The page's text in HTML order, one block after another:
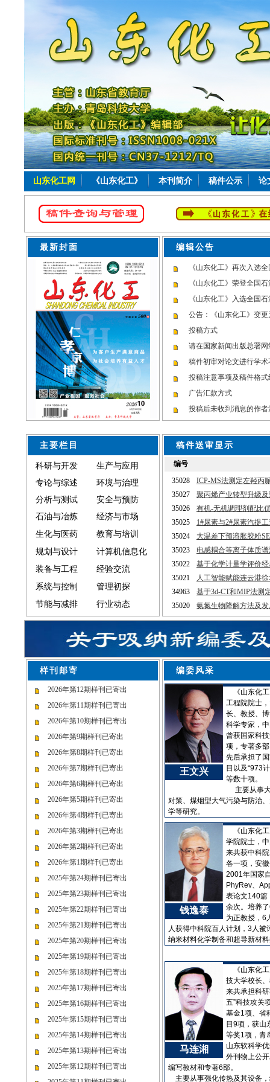
山东化工网 《山东化工》 本刊简介 稿件公示 论
最新封面 编
《山东化工》再次入选
《山东化工》荣登全国
《山东化工》入选全国
公告：《山东化工》变更
投稿方式
请在国家新闻出版总署
稿件初审对论文进行学术
投稿注意事项及稿件格式
广告汇款方式
投稿后未收到消息的作者
主要栏目
科研与开发
生产与应用
专论与综述
环境与治理
分析与测试
安全与预防
石油与冶炼
经济与市场
生化与医药
教育与培训
规划与设计
计算机信息化
装备与工程
经验交流
系统与控制
管理初探
节能与减排
行业动态
稿
样刊邮寄
2026年第12期样刊已寄出
2026年第11期样刊已寄出
2026年第10期样刊已寄出
2026年第9期样刊已寄出
2026年第8期样刊已寄出
2026年第7期样刊已寄出
2026年第6期样刊已寄出
2026年第5期样刊已寄出
2026年第4期样刊已寄出
2026年第3期样刊已寄出
2026年第2期样刊已寄出
2026年第1期样刊已寄出
2025年第24期样刊已寄出
2025年第23期样刊已寄出
2025年第22期样刊已寄出
2025年第21期样刊已寄出
2025年第20期样刊已寄出
2025年第19期样刊已寄出
2025年第18期样刊已寄出
2025年第17期样刊已寄出
2025年第16期样刊已寄出
2025年第15期样刊已寄出
2025年第14期样刊已寄出
2025年第13期样刊已寄出
2025年第12期样刊已寄出
编
王文兴
《山东化工
工程院院士
长、教授、
科学专家，
曾获国家科
项，专著多
先后承担了
目以及“973
等数十项。
主要从事大
对策、煤烟型大气污染与防治
学等研究。
钱逸泰
《山东化工
学院院士，
来共获中科
各一项，安
2001年国家
PhyRev、
表论文140篇
余次。培养
为正教授，6
人获得中科院百人计划，3人被
纳米材料化学制备和超导新材
马连湘
《山东化工
技大学校长
来共承担科
五”科技攻关
基金1项、省
目9项，获山
等奖1项，青
山东软科学
外刊物上公
编写教材和专著6部。
主要从事强化传热及其设备